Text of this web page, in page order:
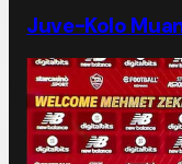
Juve-Kolo